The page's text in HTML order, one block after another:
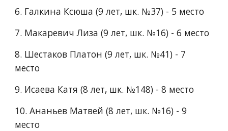
6.​ Галкина Ксюша (9 лет, шк. №37) - 5 место
7.​ Макаревич Лиза (9 лет, шк. №16) - 6 место
8.​ Шестаков Платон (9 лет, шк. №41) - 7
место
9.​ Исаева Катя (8 лет, шк. №148) - 8 место
10.​ Ананьев Матвей (8 лет, шк. №16) - 9
место